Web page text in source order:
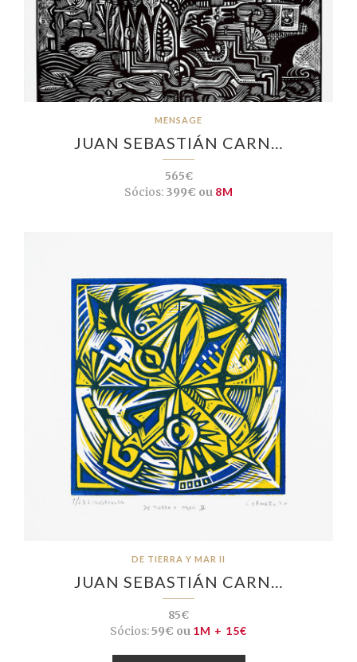
MENSAGE
JUAN SEBASTIÁN CARN…
565€
Sócios:399€ ou 8M
DE TIERRA Y MAR II
JUAN SEBASTIÁN CARN…
85€
Sócios:59€ ou 1M + 15€